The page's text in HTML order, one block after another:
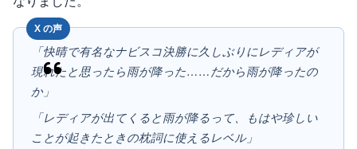
「快晴で有名なナビスコ決勝に久しぶりにレディアが
現れたと思ったら雨が降った……だから雨が降ったの
か」
「レディアが出てくると雨が降るって、もはや珍しい
ことが起きたときの枕詞に使えるレベル」